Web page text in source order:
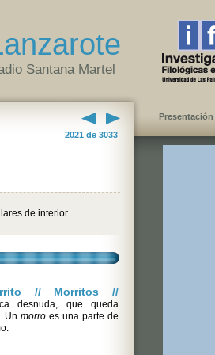
Santana Martel
2021 de 3033
de interior
// Morritos //
desnuda, que queda
Unmorro es una parte de
Presentación